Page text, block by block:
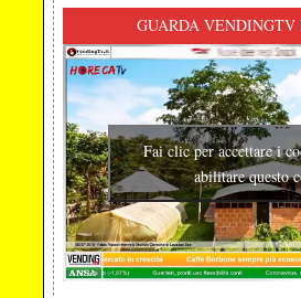
GUARDA
Fai clic per accettare i
abilitare questo